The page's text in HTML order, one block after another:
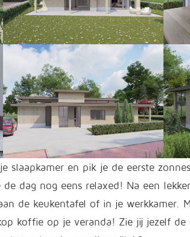
slaapkamer en pik je de eerste
dag nog eens relaxed! Na een
de keukentafel of in je werkkamer.
koffie op je veranda! Zie jij jezelf